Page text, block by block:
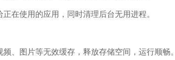
在使用的应用，同时清理后台无用进程。
、图片等无效缓存，释放存储空间，运行顺畅。